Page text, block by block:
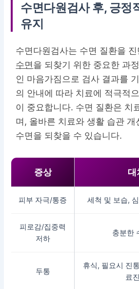
수면다원검사 후, 긍정
유지
수면다원검사는 수면 질환을
수면을 되찾기 위한 중요한 과
인 마음가짐으로 검사 결과를
의 안내에 따라 치료에 적극적
이 중요합니다. 수면 질환은 치
며, 올바른 치료와 생활 습관 개
수면을 되찾을 수 있습니다.
증상 대
피부 자극/통증 세척 및 보습,
피로감/집중력
저하
충분한
두통
휴식, 필요시 진
료